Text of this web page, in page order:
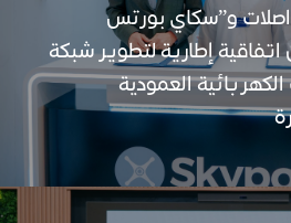
و”سكاي بورتس
إطارية لتطوير شبكة
العمودية